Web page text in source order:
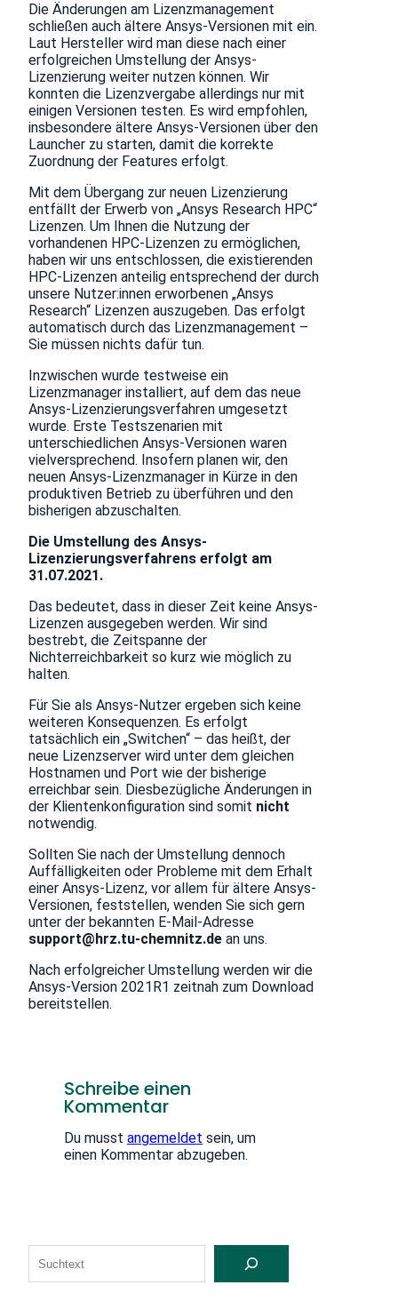
Die Änderungen am Lizenzmanagement
schließen auch ältere Ansys-Versionen mit ein.
Laut Hersteller wird man diese nach einer
erfolgreichen Umstellung der Ansys-
Lizenzierung weiter nutzen können. Wir
konnten die Lizenzvergabe allerdings nur mit
einigen Versionen testen. Es wird empfohlen,
insbesondere ältere Ansys-Versionen über den
Launcher zu starten, damit die korrekte
Zuordnung der Features erfolgt.
Mit dem Übergang zur neuen Lizenzierung
entfällt der Erwerb von „Ansys Research HPC“
Lizenzen. Um Ihnen die Nutzung der
vorhandenen HPC-Lizenzen zu ermöglichen,
haben wir uns entschlossen, die existierenden
HPC-Lizenzen anteilig entsprechend der durch
unsere Nutzer:innen erworbenen „Ansys
Research“ Lizenzen auszugeben. Das erfolgt
automatisch durch das Lizenzmanagement –
Sie müssen nichts dafür tun.
Inzwischen wurde testweise ein
Lizenzmanager installiert, auf dem das neue
Ansys-Lizenzierungsverfahren umgesetzt
wurde. Erste Testszenarien mit
unterschiedlichen Ansys-Versionen waren
vielversprechend. Insofern planen wir, den
neuen Ansys-Lizenzmanager in Kürze in den
produktiven Betrieb zu überführen und den
bisherigen abzuschalten.
Die Umstellung des Ansys-
Lizenzierungsverfahrens erfolgt am
31.07.2021.
Das bedeutet, dass in dieser Zeit keine Ansys-
Lizenzen ausgegeben werden. Wir sind
bestrebt, die Zeitspanne der
Nichterreichbarkeit so kurz wie möglich zu
halten.
Für Sie als Ansys-Nutzer ergeben sich keine
weiteren Konsequenzen. Es erfolgt
tatsächlich ein „Switchen“ – das heißt, der
neue Lizenzserver wird unter dem gleichen
Hostnamen und Port wie der bisherige
erreichbar sein. Diesbezügliche Änderungen in
der Klientenkonfiguration sind somit nicht
notwendig.
Sollten Sie nach der Umstellung dennoch
Auffälligkeiten oder Probleme mit dem Erhalt
einer Ansys-Lizenz, vor allem für ältere Ansys-
Versionen, feststellen, wenden Sie sich gern
unter der bekannten E-Mail-Adresse
support@hrz.tu-chemnitz.de an uns.
Nach erfolgreicher Umstellung werden wir die
Ansys-Version 2021R1 zeitnah zum Download
bereitstellen.
Schreibe einen
Kommentar
Du musst angemeldet sein, um
einen Kommentar abzugeben.
C